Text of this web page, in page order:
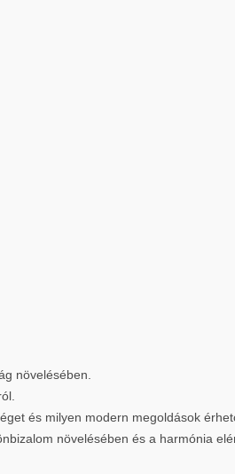
növelésében.
és milyen modern megoldások
növelésében és a harmónia